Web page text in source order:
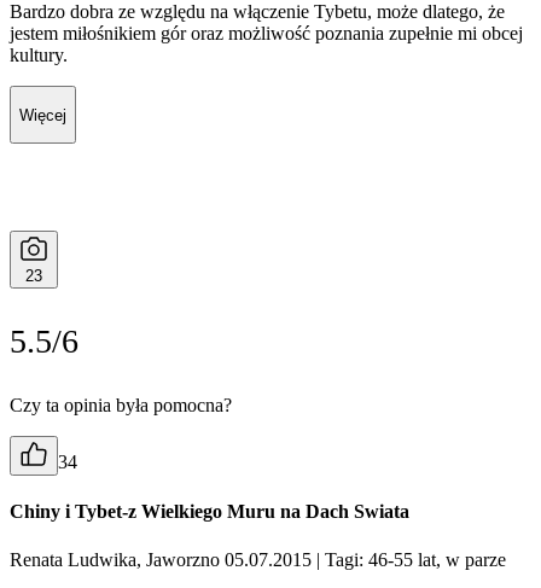
Bardzo dobra ze względu na włączenie Tybetu, może dlatego, że
jestem miłośnikiem gór oraz możliwość poznania zupełnie mi obcej
kultury.
Więcej
23
5.5/6
Czy ta opinia była pomocna?
34
Chiny i Tybet-z Wielkiego Muru na Dach Swiata
Renata Ludwika, Jaworzno 05.07.2015 | Tagi: 46-55 lat, w parze